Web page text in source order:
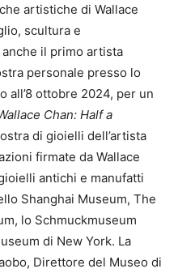
artistiche di Wallace
scultura e
il primo artista
personale presso lo
all’8 ottobre 2024, per un
Chan: Half a
di gioielli dell’artista
firmate da Wallace
antichi e manufatti
Shanghai Museum, The
lo Schmuckmuseum
di New York. La
Direttore del Museo di